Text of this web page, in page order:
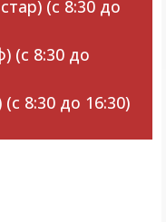
(с 8:30 до
(с 8:30 до
8:30 до 16:30)